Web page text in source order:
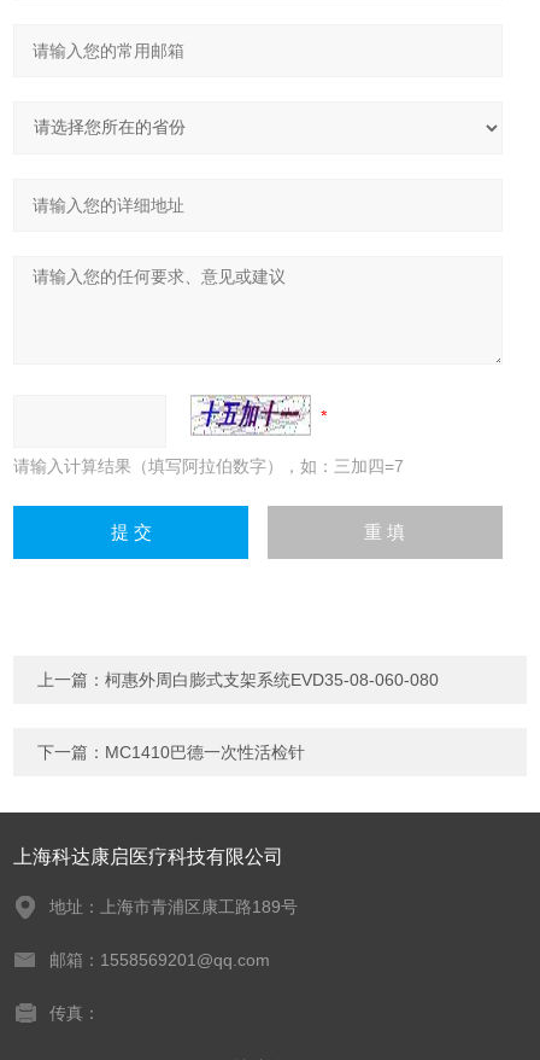
请输入计算结果（填写阿拉伯数字），如：三加四=7
上一篇：柯惠外周白膨式支架系统EVD35-08-060-080
下一篇： MC1410巴德一次性活检针
上海科达康启医疗科技有限公司
地址：上海市青浦区康工路189号
邮箱：1558569201@qq.com
传真：